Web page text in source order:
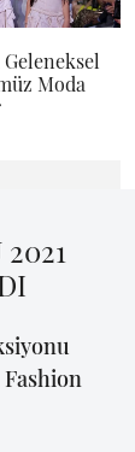
Moda